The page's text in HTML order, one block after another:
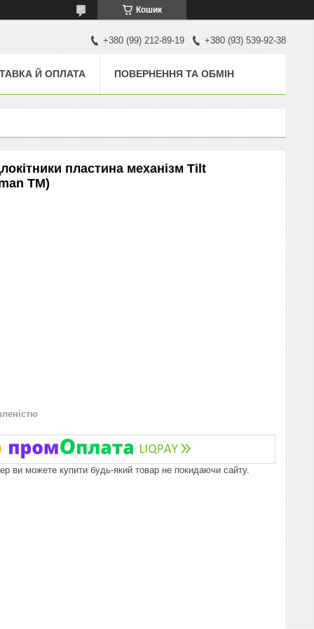
Кошик
+380 (99) 212-89-19 +380 (93) 539-92-38
Й ОПЛАТА ПОВЕРНЕННЯ ТА ОБМІН
пластина механізм Tilt
ТМ)
ви можете купити будь-який товар не покидаючи сайту.